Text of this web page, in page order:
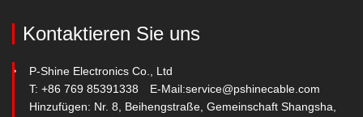
Kontaktieren Sie uns
P-Shine Electronics Co., Ltd
T: +86 769 85391338
E-Mail:service@pshinecable.com
Hinzufügen: Nr. 8, Beihengstraße, Gemeinschaft Shangsha,